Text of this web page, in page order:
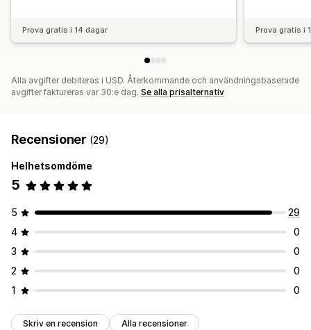
Prova gratis i 14 dagar Prova gratis i
Alla avgifter debiteras i USD. Återkommande och användningsbaserade
avgifter faktureras var 30:e dag. Se alla prisalternativ
Recensioner (29)
Helhetsomdöme
5
5
29
4
0
3
0
2
0
1
0
Skriv en recension Alla recensioner